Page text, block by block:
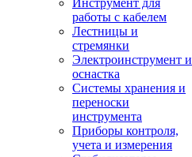
Инструмент для
работы с кабелем
Лестницы и
стремянки
Электроинструмент и
оснастка
Системы хранения и
переноски
инструмента
Приборы контроля,
учета и измерения